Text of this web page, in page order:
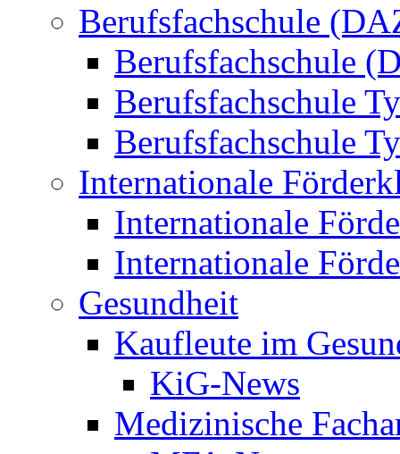
Berufsfachschule
Berufsfachschule
Berufsfachschule
Berufsfachschule
Internationale
Internationale
Internationale
Gesundheit
Kaufleute im
KiG-News
Medizinische